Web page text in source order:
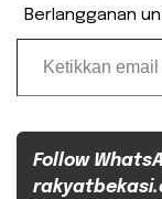
Berlangganan
Ketikkan email Anda...
Follow